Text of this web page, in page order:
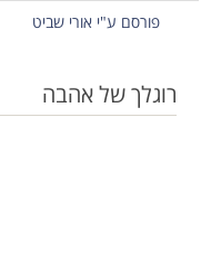
פורסם ע"י אורי שביט
רוגלך של אהבה